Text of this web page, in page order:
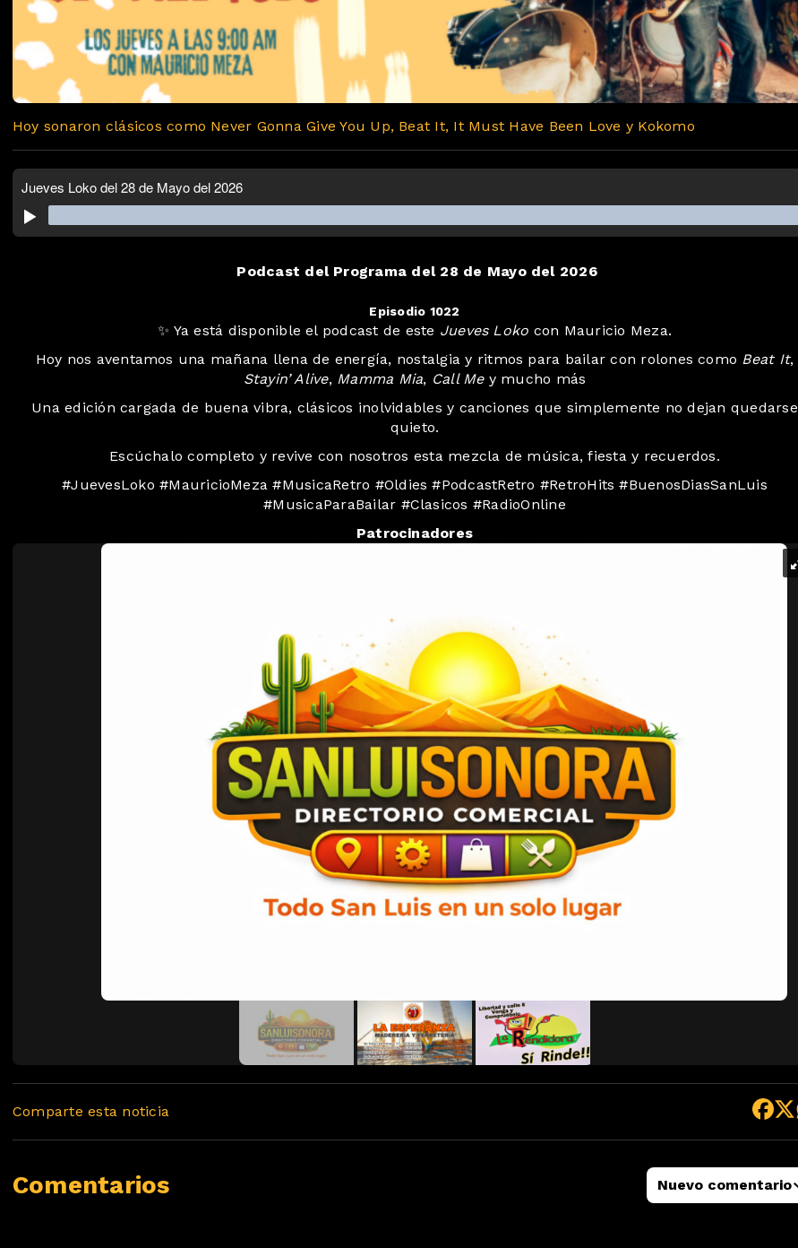
Hoy sonaron clásicos como Never Gonna Give You Up, Beat It, It Must Have Been Love y Kokomo
Podcast del Programa del 28 de Mayo del 2026
Episodio 1022
️✨ Ya está disponible el podcast de este Jueves Loko con Mauricio Meza.
Hoy nos aventamos una mañana llena de energía, nostalgia y ritmos para bailar con rolones como Beat It,
Stayin’ Alive, Mamma Mia, Call Mey mucho más
Una edición cargada de buena vibra, clásicos inolvidables y canciones que simplemente no dejan quedarse
quieto.
Escúchalo completo y revive con nosotros esta mezcla de música, fiesta y recuerdos.
#JuevesLoko #MauricioMeza #MusicaRetro #Oldies #PodcastRetro #RetroHits #BuenosDiasSanLuis
#MusicaParaBailar #Clasicos #RadioOnline
Patrocinadores
Comparte esta noticia
Comentarios Nuevo comentario